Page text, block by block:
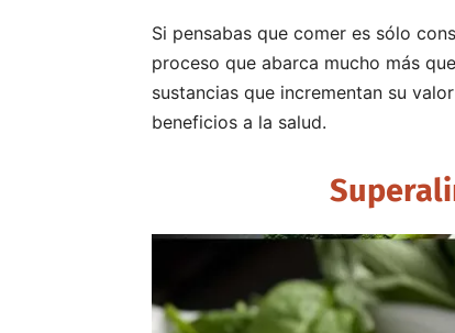
Si pensabas que comer es sólo
proceso que abarca mucho más
sustancias que incrementan su
beneficios a la salud.